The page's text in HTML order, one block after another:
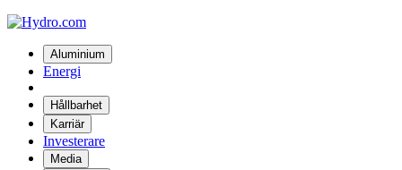
Aluminium
Energi
Hållbarhet
Karriär
Investerare
Media